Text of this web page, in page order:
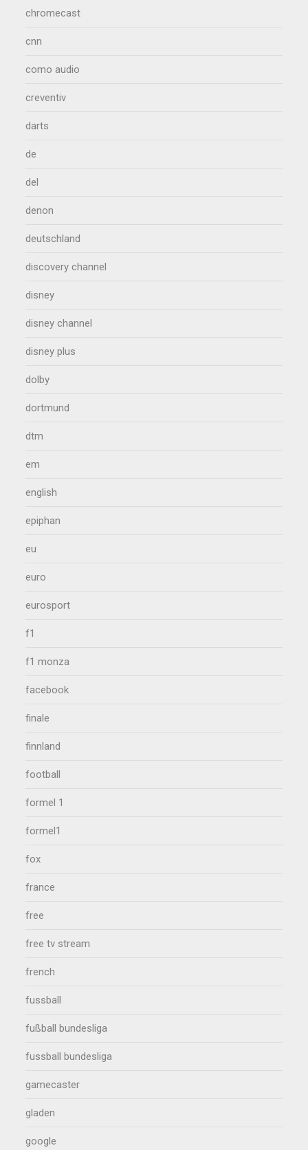
chromecast
cnn
como audio
creventiv
darts
de
del
denon
deutschland
discovery channel
disney
disney channel
disney plus
dolby
dortmund
dtm
em
english
epiphan
eu
euro
eurosport
f1
f1 monza
facebook
finale
finnland
football
formel 1
formel1
fox
france
free
free tv stream
french
fussball
fußball bundesliga
fussball bundesliga
gamecaster
gladen
google